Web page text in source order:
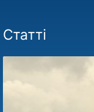
Статті